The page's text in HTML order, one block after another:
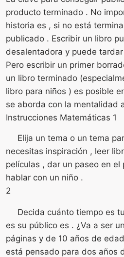
producto terminado . No
historia es , si no está
publicado . Escribir un libro
desalentadora y puede
Pero escribir un primer
un libro terminado
libro para niños ) es posible
se aborda con la mentalidad
Instrucciones Matemáticas 1
Elija un tema o un tema
necesitas inspiración , leer
películas , dar un paseo en el
hablar con un niño .
2
Decida cuánto tiempo es
es su público es . ¿Va a ser
páginas y de 10 años de
está pensado para dos años